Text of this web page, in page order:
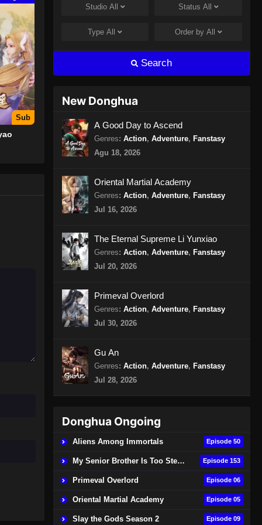
dan
Tianfa.
Sub
29, 2024
Episode 324 Subtitle Indonesia
Eps 324 - Against the Sky Supreme
Episode 324 Subtitle Indonesia -
Agustus 8, 2024
Episode 325 Subtitle Indonesia
Eps 325 - Against the Sky Supreme
Against the Sky Supreme
Episode 326 Subtitle Indonesia
Episode 326 Subtitle Indonesia -
Agustus 9, 2024
Eps 327 - Against the Sky Supreme
Episode 327 Subtitle Indonesia -
Against the Sky Supreme
Episode 328 Subtitle Indonesia
Eps 328 - Against the Sky Supreme
Episode 328 Subtitle Indonesia -
Against the Sky Supreme
Episode 329 Subtitle Indonesia
Studio All Status All
TypeAll Order by All
Search
New Donghua
A Good Day to Ascend
Genres: Action, Adventure, Fanstasy
Agu 18, 2026
Oriental Martial Academy
Genres: Action, Adventure, Fanstasy
Jul 16, 2026
The Eternal Supreme Li Yunxiao
Genres: Action, Adventure, Fanstasy
Jul 20, 2026
Primeval Overlord
Genres: Action, Adventure, Fanstasy
Jul 30, 2026
Gu An
Genres: Action, Adventure, Fanstasy
Jul 28, 2026
Donghua Ongoing
Aliens Among Immortals Episode 50
My Senior Brother Is Too Steady Episode 153
Primeval Overlord Episode 06
Oriental Martial Academy Episode 05
Slay the Gods Season 2 Episode 09